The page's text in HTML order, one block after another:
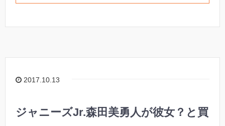
2017.10.13
ジャニーズJr.森田美勇人が彼女？と買